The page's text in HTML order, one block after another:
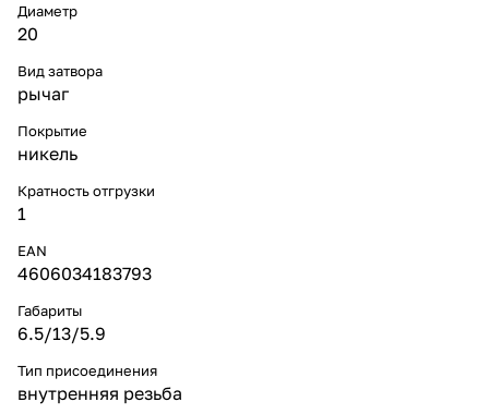
Диаметр
20
Вид затвора
рычаг
Покрытие
никель
Кратность отгрузки
1
EAN
4606034183793
Габариты
6.5/13/5.9
Тип присоединения
внутренняя резьба